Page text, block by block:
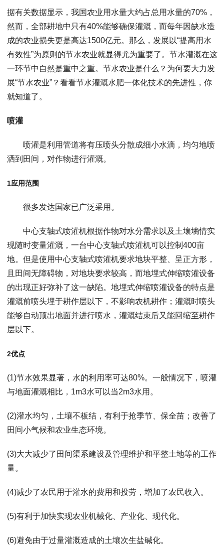
据有关数据显示，我国农业用水量大约占总用水量的70%，
然而，全部耕地中只有40%能够确保灌溉，而每年因缺水造
成的农业损失更是高达1500亿元。那么，发展以“提高用水
有效性”为原则的节水农业就显得尤为重要了。节水灌溉在这
一环节中自然是重中之重。节水农业是什么？为何要大力发
展“节水农业”？看看节水灌溉水肥一体化技术的先进性，你
就知道了。
喷灌
喷灌是利用管道将有压喷头分散成细小水滴，均匀地喷
洒到田间，对作物进行灌溉。
1应用范围
很多发达国家已广泛采用。
中心支轴式喷灌机根据作物对水分需求以及土壤墒情实
现随时变量灌溉，一台中心支轴式喷灌机可以控制400亩
地。但是使用中心支轴式喷灌机要求地块平整、呈正方形，
且田间无障碍物，对地块要求较高，而地埋式伸缩喷灌设备
的出现正好弥补了这一缺陷。地埋式伸缩喷灌设备的特点是
灌溉前喷头埋于耕作层以下，不影响农机耕作；灌溉时喷头
能够自动顶出地面并进行喷水，灌溉结束后又能回缩至耕作
层以下。
2优点
(1)节水效果显著，水的利用率可达80%。一般情况下，喷灌
与地面灌溉相比，1m3水可以当2m3水用。
(2)灌水均匀，土壤不板结，有利于抢季节、保全苗；改善了
田间小气候和农业生态环境。
(3)大大减少了田间渠系建设及管理维护和平整土地等的工作
量。
(4)减少了农民用于灌水的费用和投劳，增加了农民收入。
(5)有利于加快实现农业机械化、产业化、现代化。
(6)避免由于过量灌溉造成的土壤次生盐碱化。